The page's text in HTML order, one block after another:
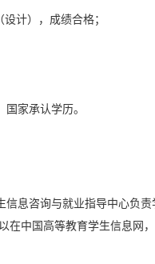
计），成绩合格；
家承认学历。
信息咨询与就业指导中心负责
在中国高等教育学生信息网